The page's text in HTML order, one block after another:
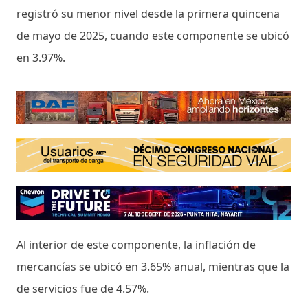
registró su menor nivel desde la primera quincena
de mayo de 2025, cuando este componente se ubicó
en 3.97%.
Al interior de este componente, la inflación de
mercancías se ubicó en 3.65% anual, mientras que la
de servicios fue de 4.57%.